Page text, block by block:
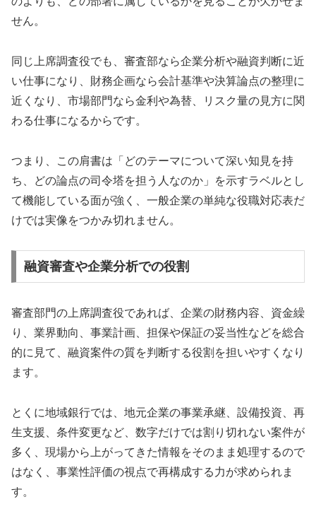
せん。
同じ上席調査役でも、審査部なら企業分析や融資判断に近
い仕事になり、財務企画なら会計基準や決算論点の整理に
近くなり、市場部門なら金利や為替、リスク量の見方に関
わる仕事になるからです。
つまり、この肩書は「どのテーマについて深い知見を持
ち、どの論点の司令塔を担う人なのか」を示すラベルとし
て機能している面が強く、一般企業の単純な役職対応表だ
けでは実像をつかみ切れません。
融資審査や企業分析での役割
審査部門の上席調査役であれば、企業の財務内容、資金繰
り、業界動向、事業計画、担保や保証の妥当性などを総合
的に見て、融資案件の質を判断する役割を担いやすくなり
ます。
とくに地域銀行では、地元企業の事業承継、設備投資、再
生支援、条件変更など、数字だけでは割り切れない案件が
多く、現場から上がってきた情報をそのまま処理するので
はなく、事業性評価の視点で再構成する力が求められま
す。